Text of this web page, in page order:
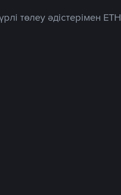
төлеу әдістерімен ETH